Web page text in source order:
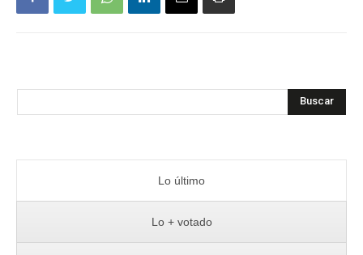
Buscar
Lo último
Lo + votado